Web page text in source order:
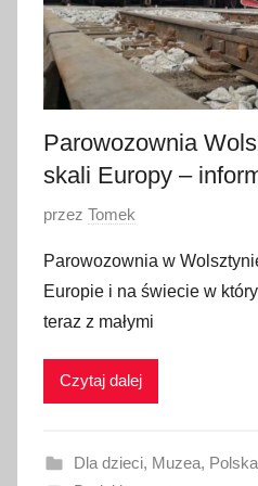
Parowozownia
skali Europy –
O
u
b
l
i
a
przez Tomek
Parowozownia w
Europie i na świecie w
teraz z małymi
Czytaj dalej
Dla dzieci, Muzea, Polska